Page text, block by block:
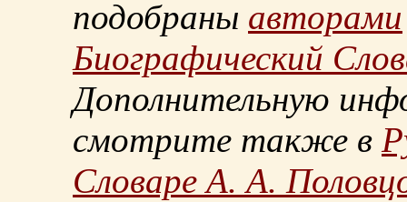
подобраны авторами
Биографический
Дополнительную
смотрите также в
Словаре А. А.